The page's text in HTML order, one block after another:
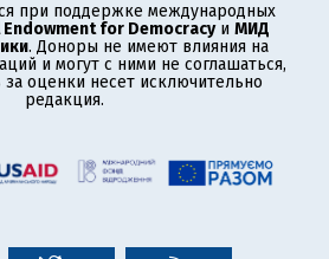
при поддержке международных
for Democracyи МИД
. Доноры не имеют влияния на
и могут с ними не соглашаться,
за оценки несет исключительно
редакция.